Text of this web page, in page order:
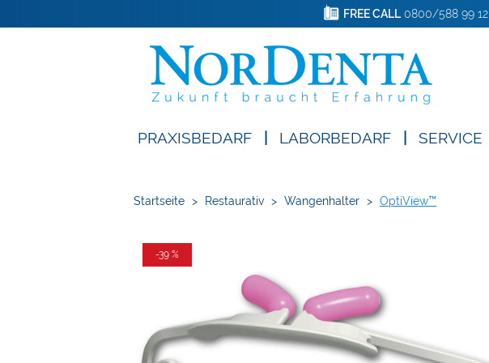
FREE CALL0800/588 99 12
PRAXISBEDARF LABORBEDARF SERVICE
Startseite > Restaurativ > Wangenhalter > OptiView™
-39 %